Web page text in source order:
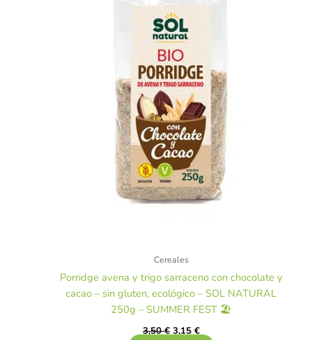
Cereales
Porridge avena y trigo sarraceno con chocolate y
cacao – sin gluten, ecológico – SOL NATURAL
250g – SUMMER FEST 🏖️
3,50€ 3,15 €